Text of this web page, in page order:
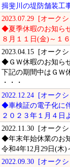
揖斐川の堤防舗装工
2023.07.29 [オーク
◆夏季休暇のお知ら
８月１１日(金)～１
2023.04.15 [オーク
◆ＧＷ休暇のお知ら
下記の期間中はＧＷ
・・・
2022.12.24 [オーク
◆車検証の電子化に
２０２３年１月４日
2022.11.30 [オーク
◆年末年始休業のお
令和4年12月29日(木)
2022.09.30 [オーク